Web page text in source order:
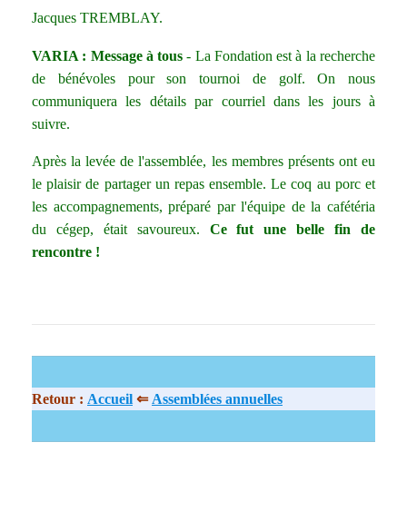
Jacques TREMBLAY.
VARIA : Message à tous- La Fondation est à la recherche
de bénévoles pour son tournoi de golf. On nous
communiquera les détails par courriel dans les jours à
suivre.
Après la levée de l'assemblée, les membres présents ont eu
le plaisir de partager un repas ensemble. Le coq au porc et
les accompagnements, préparé par l'équipe de la cafétéria
du cégep, était savoureux. Ce fut une belle fin de
rencontre !
Retour : Accueil ⇐Assemblées annuelles